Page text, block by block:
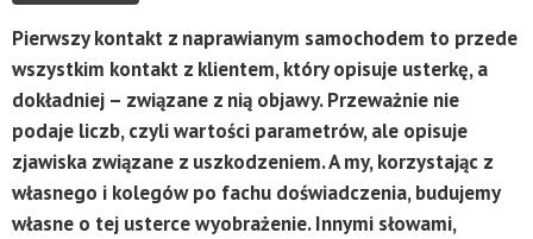
Pierwszy kontakt z naprawianym samochodem to przede
wszystkim kontakt z klientem, który opisuje usterkę, a
dokładniej – związane z nią objawy. Przeważnie nie
podaje liczb, czyli wartości parametrów, ale opisuje
zjawiska związane z uszkodzeniem. A my, korzystając z
własnego i kolegów po fachu doświadczenia, budujemy
własne o tej usterce wyobrażenie. Innymi słowami,